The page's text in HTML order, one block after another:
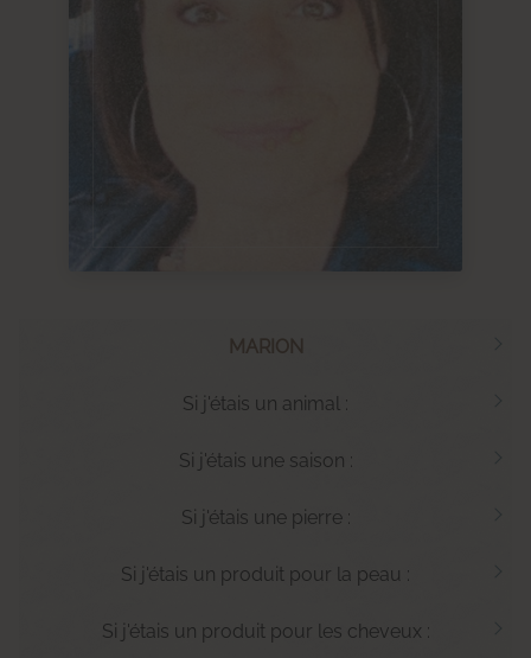
MARION
Si j'étais un animal :
Si j'étais une saison :
Si j'étais une pierre :
Si j'étais un produit pour la peau :
Si j'étais un produit pour les cheveux :